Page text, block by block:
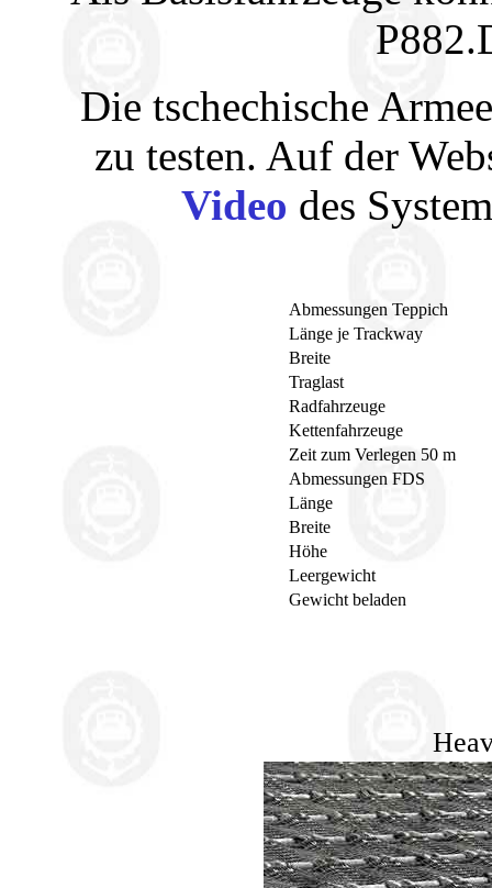
Die tschechische
zu testen. Auf der
Video des
Abmessungen Teppich
Länge je Trackway
Breite
Traglast
Radfahrzeuge
Kettenfahrzeuge
Zeit zum Verlegen 50 m
Abmessungen FDS
Länge
Breite
Höhe
Leergewicht
Gewicht beladen